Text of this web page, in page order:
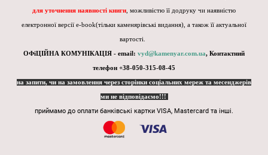
для уточнення наявності книги , можливістю її додруку чи наявністю
електронної версії e-book(тільки каменярівські видання), а також її актуальної
вартості.
ОФіЦІЙНА КОМУНІКАЦІЯ - email: vyd@kamenyar.com.ua, Контактний
телефон +38-050-315-08-45
на запити, чи на замовлення через сторінки соціальних мереж та месенджерів
ми не відповідаємо!!!
приймамо до оплати банківські картки VISA, Mastercard та інші.